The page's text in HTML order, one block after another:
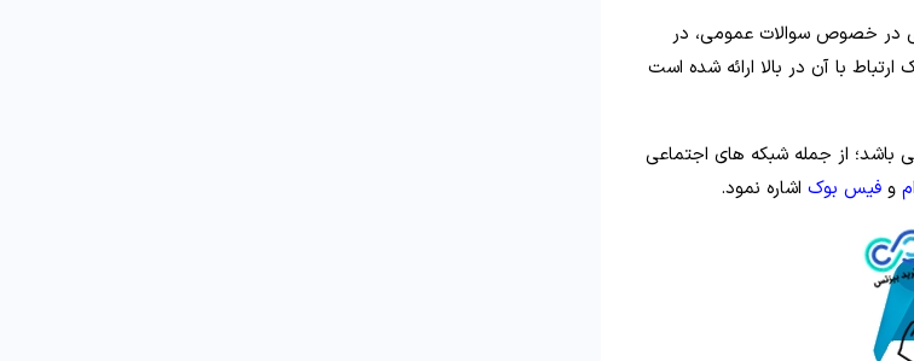
در خصوص سوالات عمومی، در
با آن در بالا ارائه شده است
باشد؛ از جمله شبکه های اجتماعی
و فیس بوک اشاره نمود.